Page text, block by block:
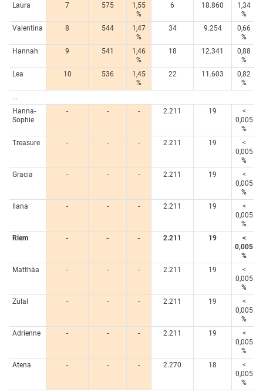
Laura
7 575
1,55
%
6 18.860
1,34
%
Valentina
8 544
1,47
%
34 9.254
0,66
%
Hannah
9 541
1,46
%
18 12.341
0,88
%
Lea
10 536
1,45
%
22 11.603
0,82
%
...
Hanna-
Sophie
- - - 2.211 19
<
0,005
%
Treasure
- - - 2.211 19
<
0,005
%
Gracia
- - - 2.211 19
<
0,005
%
Ilana
- - - 2.211 19
<
0,005
%
Riem
- - - 2.211 19
<
0,005
%
Matthäa
- - - 2.211 19
<
0,005
%
Zülal
- - - 2.211 19
<
0,005
%
Adrienne
- - - 2.211 19
<
0,005
%
Atena
- - - 2.270 18
<
0,005
%